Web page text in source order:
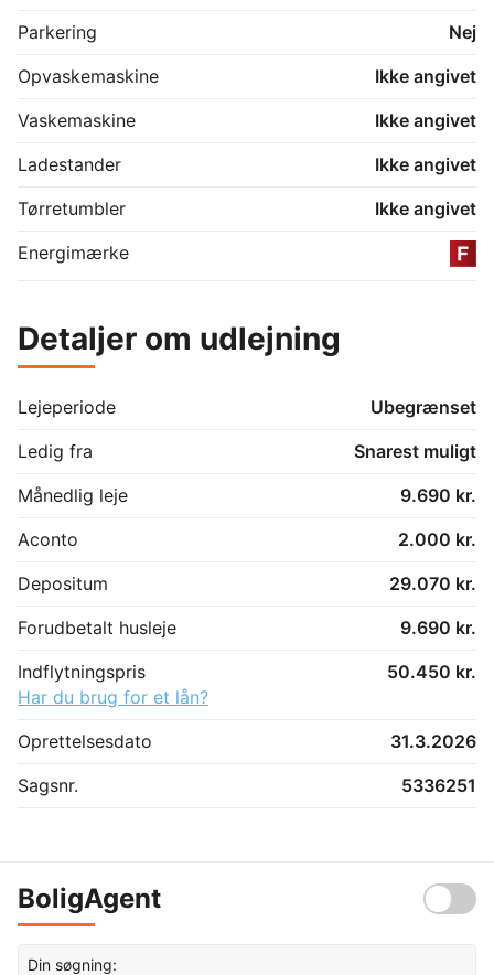
Parkering
Nej
Opvaskemaskine
Ikke angivet
Vaskemaskine
Ikke angivet
Ladestander
Ikke angivet
Tørretumbler
Ikke angivet
Energimærke
Detaljer om udlejning
Lejeperiode
Ubegrænset
Ledig fra
Snarest muligt
Månedlig leje
9.690 kr.
Aconto
2.000 kr.
Depositum
29.070 kr.
Forudbetalt husleje
9.690 kr.
Indflytningspris
50.450 kr.
Har du brug for et lån?
Oprettelsesdato
31.3.2026
Sagsnr.
5336251
BoligAgent
Din søgning: